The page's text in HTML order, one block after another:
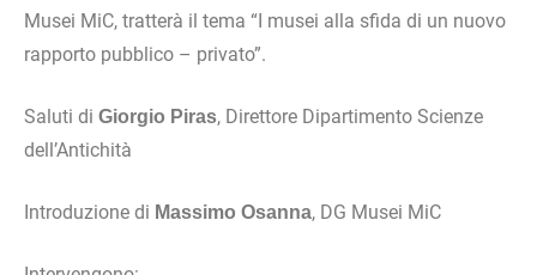
Musei MiC, tratterà il tema “I musei alla sfida di un nuovo
rapporto pubblico – privato”.
Saluti di Giorgio Piras, Direttore Dipartimento Scienze
dell’Antichità
Introduzione di Massimo Osanna, DG Musei MiC